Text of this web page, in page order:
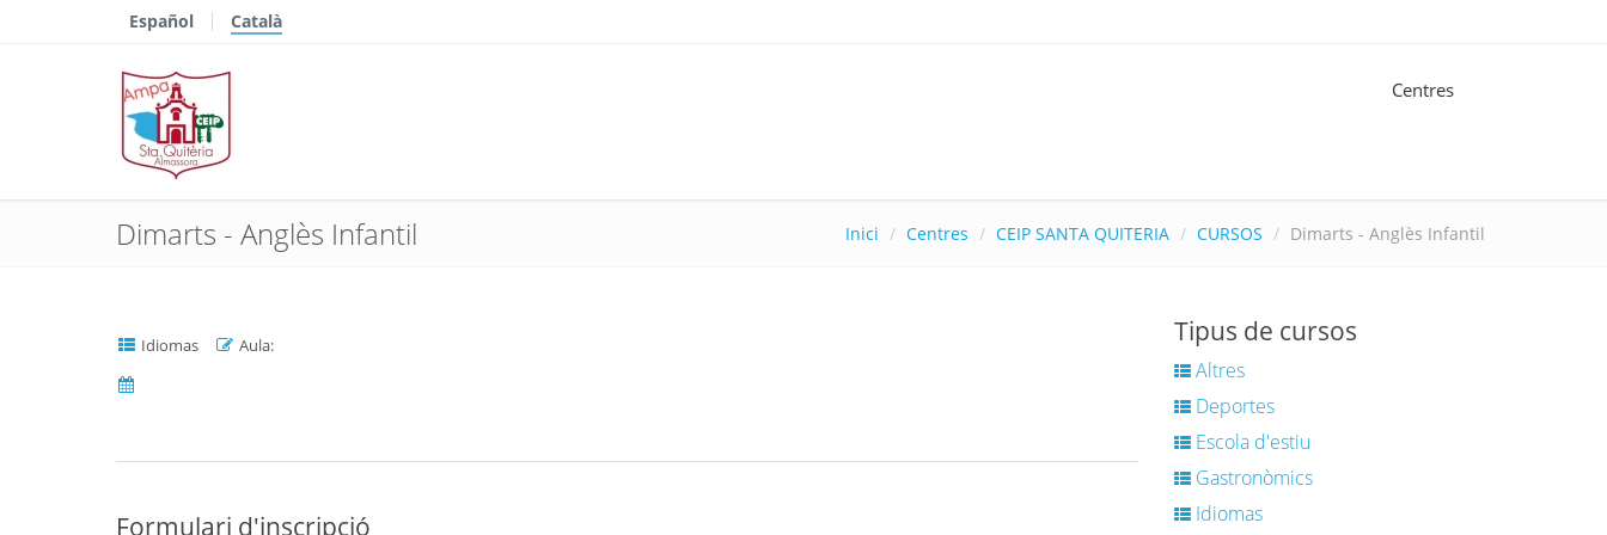
Español Català
Centres
Dimarts - Anglès Infantil Inici Centres CEIP SANTA QUITERIA CURSOS Dimarts - Anglès Infantil
Idiomas Aula:
Formulari d'inscripció
Tipus de cursos
Altres
Deportes
Escola d'estiu
Gastronòmics
Idiomas